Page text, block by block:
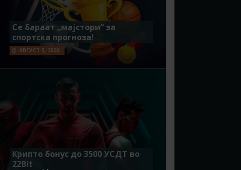
Се бараат „мајстори“ за
спортска прогноза!
АВГУСТ 5, 2026
Крипто бонус до 3500 УСДТ во
22Bit